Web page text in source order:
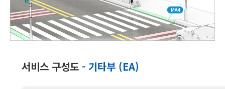
서비스 구성도 - 기타부 (EA)